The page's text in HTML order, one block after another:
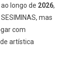
longo de 2026,
mas
com
artística